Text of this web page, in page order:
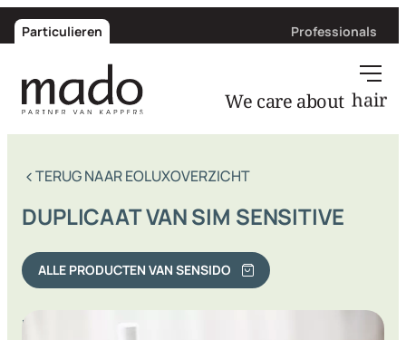
Particulieren Professionals
We care about her
TERUG NAAR EOLUXOVERZICHT
DUPLICAAT VAN SIM SENSITIVE
ALLE PRODUCTEN VAN SENSIDO
Deel via: